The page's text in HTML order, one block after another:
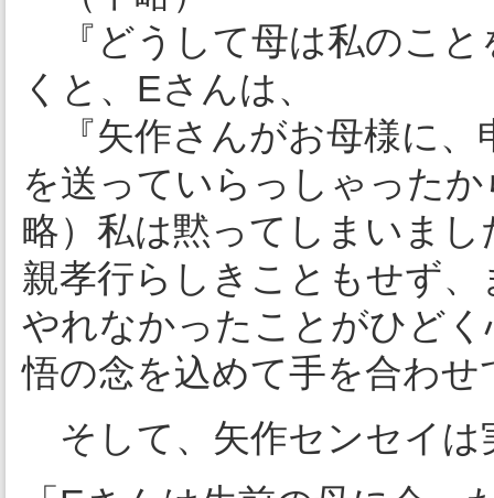
『どうして母は私のこと
くと、Eさんは、
『矢作さんがお母様に、
を送っていらっしゃった
略）私は黙ってしまいま
親孝行らしきこともせず
やれなかったことがひど
悟の念を込めて手を合わせ
そして、矢作センセイは